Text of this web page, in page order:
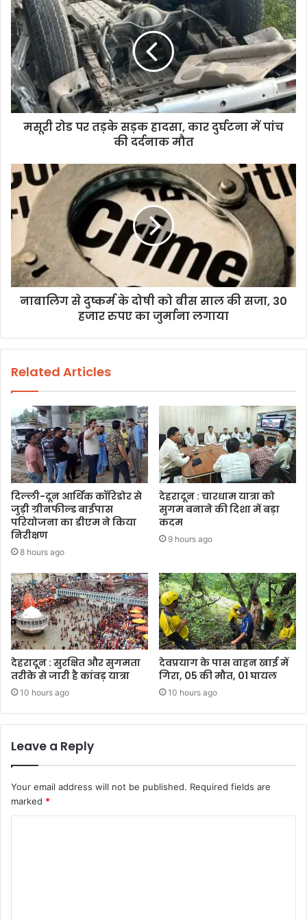
r
E
m
a
i
l
a
d
s
मसूरी रोड पर तड़के सड़क हादसा, कार दुर्घटना में पांच
की दर्दनाक मौत
नाबालिग से दुष्कर्म के दोषी को बीस साल की सजा, 30
हजार रुपए का जुर्माना लगाया
Related Articles
दिल्ली-दून आर्थिक कॉरिडोर से
जुड़ी ग्रीनफील्ड बाईपास
परियोजना का डीएम ने किया
निरीक्षण
8 hours ago
देहरादून : चारधाम यात्रा को
सुगम बनाने की दिशा में बड़ा
कदम
9 hours ago
देहरादून : सुरक्षित और सुगमता
तरीके से जारी है कांवड़ यात्रा
10 hours ago
देवप्रयाग के पास वाहन खाई में
गिरा, 05 की मौत, 01 घायल
10 hours ago
Leave a Reply
Your email address will not be published. Required fields are
marked *